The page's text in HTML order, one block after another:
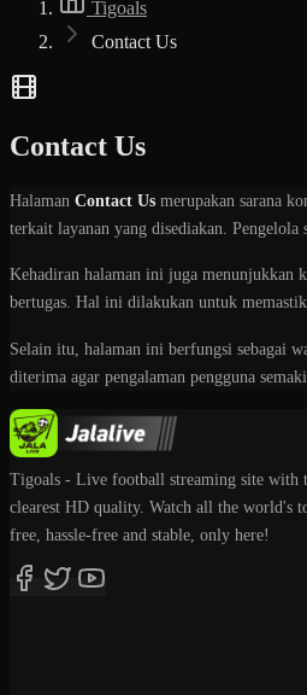
Tigoals
Contact Us
Contact Us
Halaman Contact Us merupakan sarana
terkait layanan yang disediakan. Pengelola
Kehadiran halaman ini juga menunjukkan
bertugas. Hal ini dilakukan untuk
Selain itu, halaman ini berfungsi sebagai
diterima agar pengalaman pengguna
Tigoals - Live football streaming site with
clearest HD quality. Watch all the world's
free, hassle-free and stable, only here!